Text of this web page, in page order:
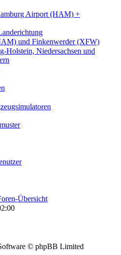
Airport (HAM) +
und Finkenwerder (XFW)
Niedersachsen und
Übersicht
© phpBB Limited